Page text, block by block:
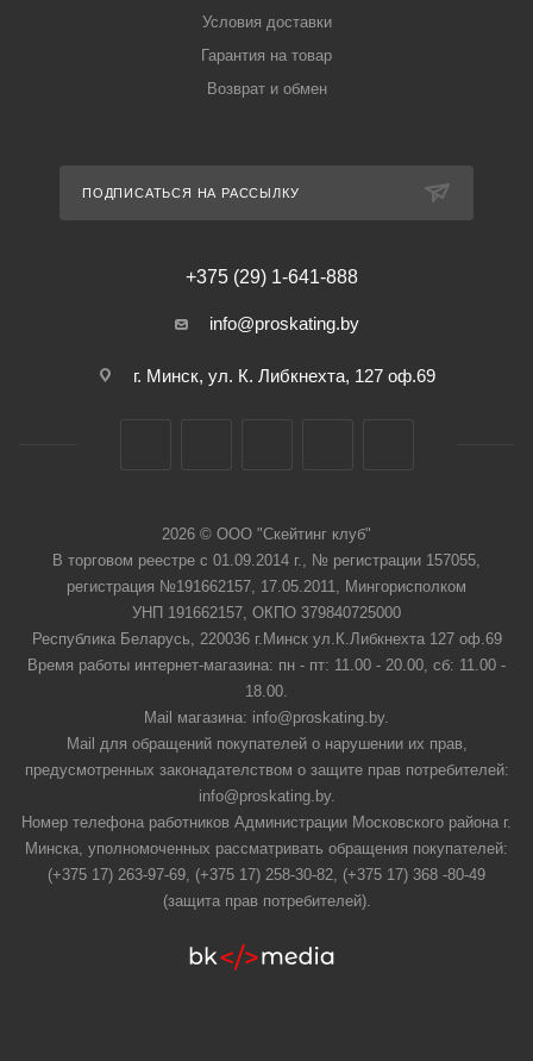
Условия доставки
Гарантия на товар
Возврат и обмен
ПОДПИСАТЬСЯ НА РАССЫЛКУ
+375 (29) 1-641-888
info@proskating.by
г. Минск, ул. К. Либкнехта, 127 оф.69
2026 © ООО "Скейтинг клуб"
В торговом реестре с 01.09.2014 г., № регистрации 157055,
регистрация №191662157, 17.05.2011, Мингорисполком
УНП 191662157, ОКПО 379840725000
Республика Беларусь, 220036 г.Минск ул.К.Либкнехта 127 оф.69
Время работы интернет-магазина: пн - пт: 11.00 - 20.00, сб: 11.00 -
18.00.
Mail магазина: info@proskating.by.
Mail для обращений покупателей о нарушении их прав,
предусмотренных законадателством о защите прав потребителей:
info@proskating.by.
Номер телефона работников Администрации Московского района г.
Минска, уполномоченных рассматривать обращения покупателей:
(+375 17) 263-97-69, (+375 17) 258-30-82, (+375 17) 368 -80-49
(защита прав потребителей).